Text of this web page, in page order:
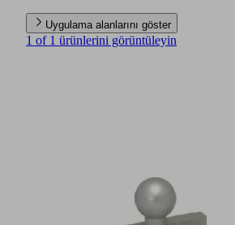
Uygulama alanlarını göster
1 of 1 ürünlerini görüntüleyin